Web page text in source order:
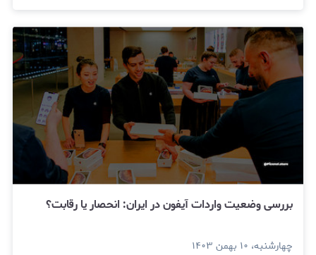
بررسی وضعیت واردات آیفون در ایران: انحصار یا رقابت؟
چهارشنبه، ۱۰ بهمن ۱۴۰۳